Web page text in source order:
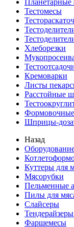
Тестомесы
Хлеборезки
Кремоварки
Листы
Расстойные
Шприцы-
Назад
Куттеры для
Мясорубки
Пельменные
Пилы для
Слайсеры
Фаршемесы